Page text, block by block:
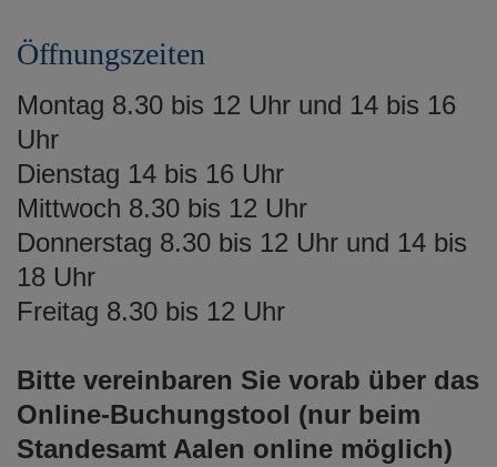
Öffnungszeiten
Montag 8.30 bis 12 Uhr und 14 bis 16
Uhr
Dienstag 14 bis 16 Uhr
Mittwoch 8.30 bis 12 Uhr
Donnerstag 8.30 bis 12 Uhr und 14 bis
18 Uhr
Freitag 8.30 bis 12 Uhr
Bitte vereinbaren Sie vorab über das
Online-Buchungstool (nur beim
Standesamt Aalen online möglich)